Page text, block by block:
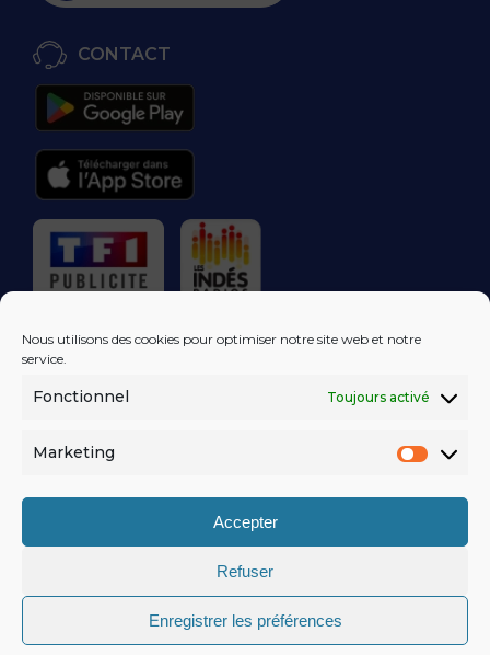
Nous utilisons des cookies pour optimiser notre site web et notre
service.
Fonctionnel Toujours activé
Marketing
Accepter
Refuser
Enregistrer les préférences
CONTACT
RÉGIE PUBLICITAIRE
LES EXCLUS
DANS VOTRE
MENTIONS LÉGALES
POLITIQUE DE CONFIDENTIALITÉ